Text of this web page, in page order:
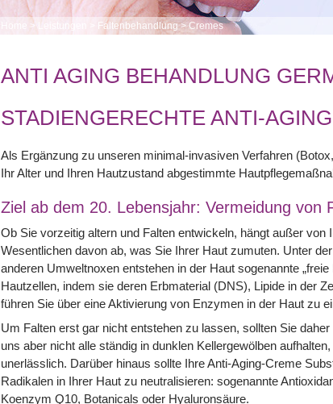
> Leistungen Faltenbehandlung> Cremes
ANTI AGING BEHANDLUNG
STADIENGERECHTE ANTI-
Als Ergänzung zu unseren minimal-invasiven Verfahren
Ihr Alter und Ihren Hautzustand abgestimmte
Ziel ab dem 20. Lebensjahr: Vermeidung von
Ob Sie vorzeitig altern und Falten entwickeln, hängt außer
Wesentlichen davon ab, was Sie Ihrer Haut zumuten. Unter
anderen Umweltnoxen entstehen in der Haut sogenannte
Hautzellen, indem sie deren Erbmaterial (DNS), Lipide in der
führen Sie über eine Aktivierung von Enzymen in der Haut zu
Um Falten erst gar nicht entstehen zu lassen, sollten Sie
uns aber nicht alle ständig in dunklen Kellergewölben
unerlässlich. Darüber hinaus sollte Ihre Anti-Aging-Creme
Radikalen in Ihrer Haut zu neutralisieren: sogenannte
Koenzym Q10, Botanicals oder Hyaluronsäure.